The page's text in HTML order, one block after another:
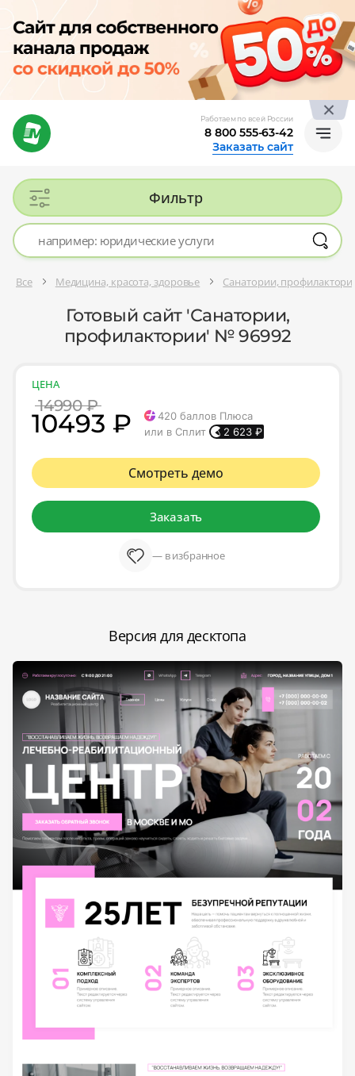
Работаем по всей России
8 800 555-63-42
Заказать сайт
Фильтр
Все Медицина, красота, здоровье Санатории,
Готовый сайт 'Санатории,
профилактории' № 96992
ЦЕНА
14990 ₽
10493 ₽ 420 баллов Плюса
или в Сплит
2 623 ₽
Смотреть демо
Заказать
— в избранное
Версия для десктопа